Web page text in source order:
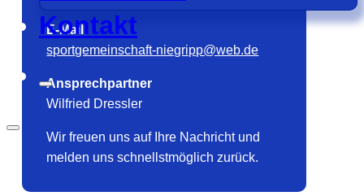
Kontakt
E-Mail
sportgemeinschaft-niegripp@web.de
Ansprechpartner
Wilfried Dressler
Wir freuen uns auf Ihre Nachricht und
melden uns schnellstmöglich zurück.